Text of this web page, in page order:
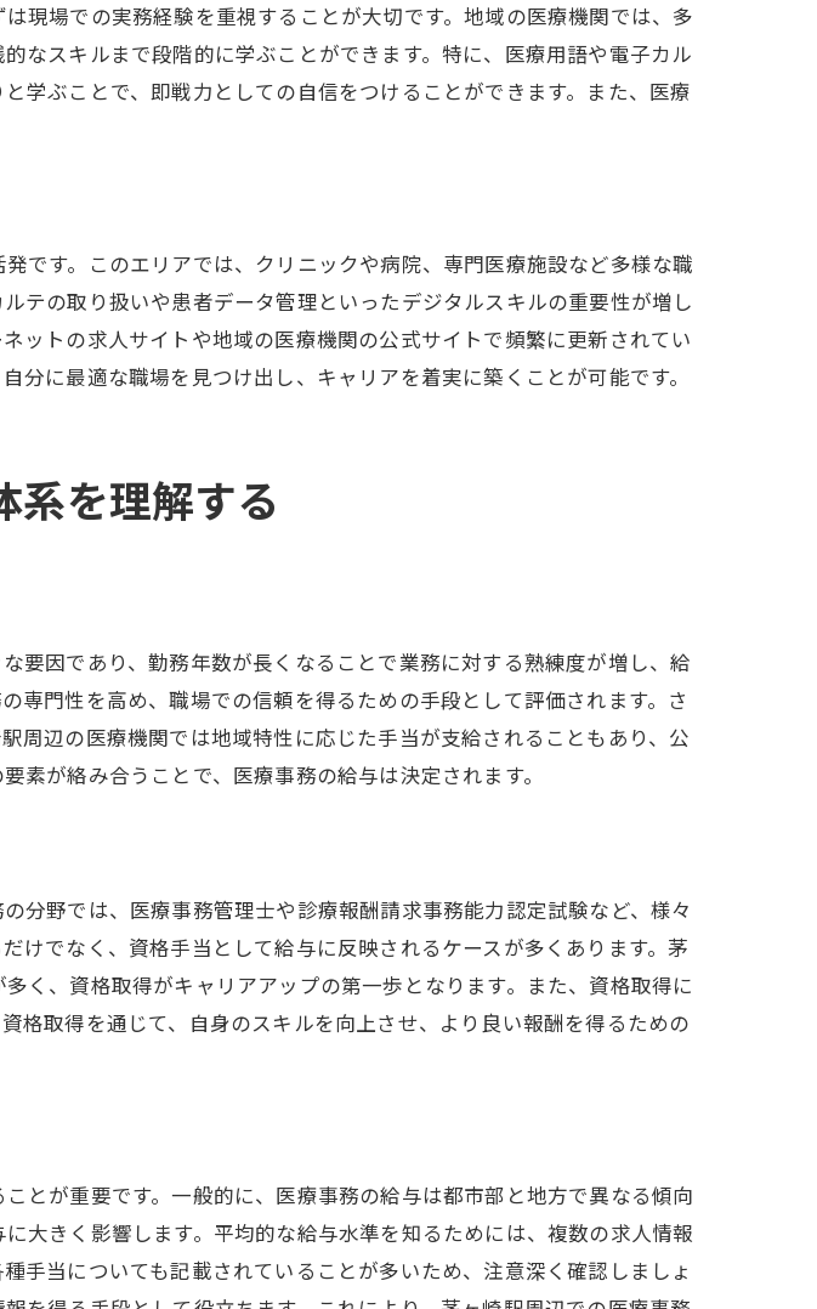
める方法
に今すべきスキルアップ
ルとは
ルセット
プ支援プログラム
が示す茅ヶ崎駅の可能性
来展望
安心の未来とキャリア
したキャリア
環境要素
のキャリアデザイン
たらす影響
現場での実務経験を重視することが大切です。地域の医療機関では、多
なスキルまで段階的に学ぶことができます。特に、医療用語や電子カル
学ぶことで、即戦力としての自信をつけることができます。また、医療
です。このエリアでは、クリニックや病院、専門医療施設など多様な職
テの取り扱いや患者データ管理といったデジタルスキルの重要性が増し
ットの求人サイトや地域の医療機関の公式サイトで頻繁に更新されてい
に最適な職場を見つけ出し、キャリアを着実に築くことが可能です。
系を理解する
要因であり、勤務年数が長くなることで業務に対する熟練度が増し、給
専門性を高め、職場での信頼を得るための手段として評価されます。さ
周辺の医療機関では地域特性に応じた手当が支給されることもあり、公
が絡み合うことで、医療事務の給与は決定されます。
分野では、医療事務管理士や診療報酬請求事務能力認定試験など、様々
けでなく、資格手当として給与に反映されるケースが多くあります。茅
く、資格取得がキャリアアップの第一歩となります。また、資格取得に
格取得を通じて、自身のスキルを向上させ、より良い報酬を得るための
とが重要です。一般的に、医療事務の給与は都市部と地方で異なる傾向
大きく影響します。平均的な給与水準を知るためには、複数の求人情報
手当についても記載されていることが多いため、注意深く確認しましょ